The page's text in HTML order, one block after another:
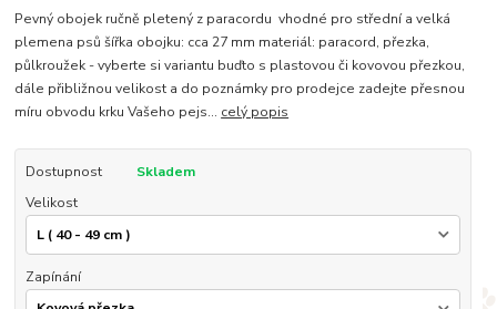
Pevný obojek ručně pletený z paracordu vhodné pro střední a velká
plemena psů šířka obojku: cca 27 mm materiál: paracord, přezka,
půlkroužek - vyberte si variantu buďto s plastovou či kovovou přezkou,
dále přibližnou velikost a do poznámky pro prodejce zadejte přesnou
míru obvodu krku Vašeho pejs... celý popis
Dostupnost
Skladem
Velikost
Zapínání